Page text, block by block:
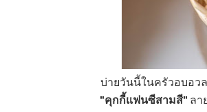
บ่ายวันนี้ในครัวอบอว
"คุกกี้แฟนซีสามสี" ลา